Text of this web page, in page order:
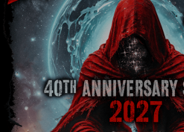
HELLOWEEN
06. August 2027 | Freitag |